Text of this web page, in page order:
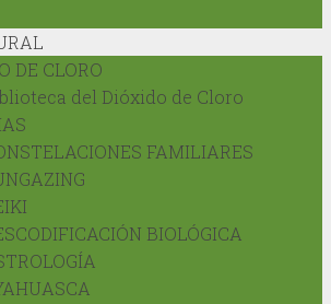
DE CLORO
del Dióxido de Cloro
FAMILIARES
BIOLÓGICA